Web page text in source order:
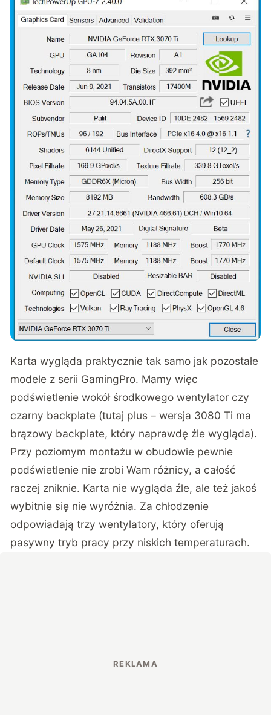
Karta wygląda praktycznie tak samo jak pozostałe
modele z serii GamingPro. Mamy więc
podświetlenie wokół środkowego wentylator czy
czarny backplate (tutaj plus – wersja 3080 Ti ma
brązowy backplate, który naprawdę źle wygląda).
Przy poziomym montażu w obudowie pewnie
podświetlenie nie zrobi Wam różnicy, a całość
raczej zniknie. Karta nie wygląda źle, ale też jakoś
wybitnie się nie wyróżnia. Za chłodzenie
odpowiadają trzy wentylatory, który oferują
pasywny tryb pracy przy niskich temperaturach.